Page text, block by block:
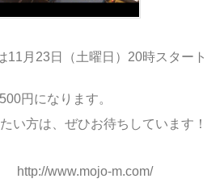
11月23日（土曜日）20時スタート
円になります。
い方は、ぜひお待ちしています！
www.mojo-m.com/